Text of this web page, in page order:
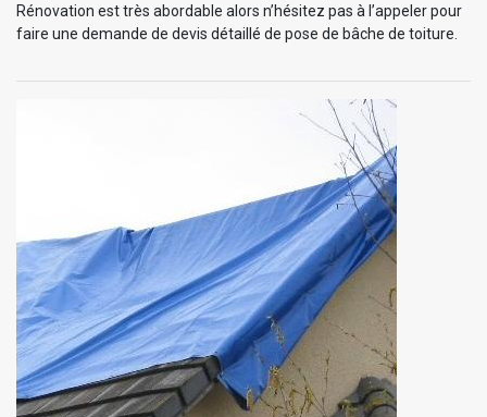
Rénovation est très abordable alors n’hésitez pas à l’appeler pour
faire une demande de devis détaillé de pose de bâche de toiture.